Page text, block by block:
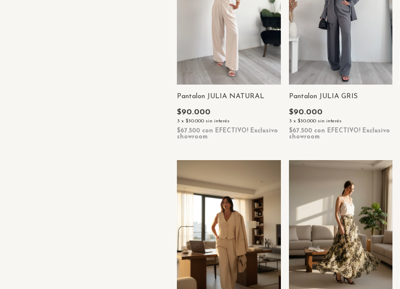
Pantalon JULIA NATURAL
$90.000
3 x $30.000 sin interés
$67.500 con EFECTIVO! Exclusivo
showroom
Pantalon JULIA GRIS
$90.000
3 x $30.000 sin interés
$67.500 con EFECTIVO! Exclusivo
showroom